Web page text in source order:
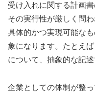
受け入れに関する計画
その実行性が厳しく問
具体的かつ実現可能な
象になります。たとえ
について、抽象的な記述
企業としての体制が整